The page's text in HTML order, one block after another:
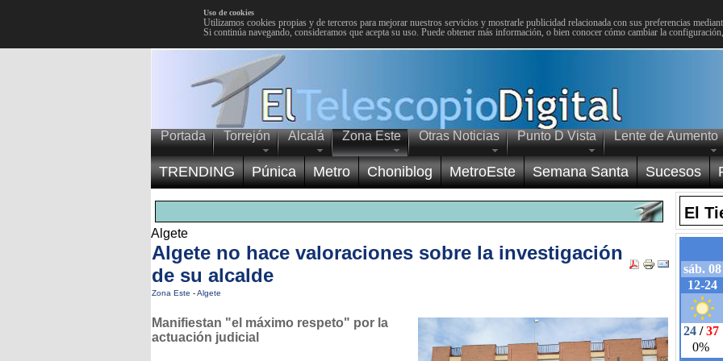
Uso de cookies
Utilizamos cookies propias y de terceros para mejorar nuestros servicios y mostrarle publicidad relacionada con sus preferencias
Si continúa navegando, consideramos que acepta su uso. Puede obtener más información, o bien conocer cómo cambiar la
Portada Torrejón Alcalá Zona Este Otras Noticias Punto D Vista Lente de Aumento
TRENDING Púnica Metro Choniblog MetroEste Semana Santa Sucesos
Algete
Algete no hace valoraciones sobre la investigación
de su alcalde
Zona Este -Algete
Manifiestan "el máximo respeto" por la
actuación judicial
El